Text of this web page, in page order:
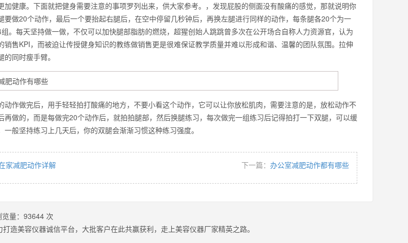
加健康。下面就把健身需要注意的事项罗列出来，供大家参考。，发现屁股的侧面没有酸痛的感觉，那就说明你
要做20个动作，最后一个要抬起右腿后，在空中停留几秒钟后，再换左腿进行同样的动作，每条腿各20个为一
。每天坚持做一做，不仅可以加快腿部脂肪的燃烧，超猩创始人跳跳曾多次在公开场合自称人力资源官，认为
销售KPI，而被迫让传授健身知识的教练做销售更是很难保证教学质量并难以形成和谐、温馨的团队氛围。拉伸
的同时瘦手臂。
做完后，用手轻轻拍打酸痛的地方，不要小看这个动作，它可以让你放松肌肉，需要注意的是，放松动作不
再做的，而是每做完20个动作后，就拍拍腿部，然后换腿练习，每次做完一组练习后记得拍打一下双腿，可以缓
一般坚持练习上几天后，你的双腿会渐渐习惯这种练习强度。
家减肥动作详解 下一篇： 办公室减肥动作都有哪些
量： 93644 次
造美容仪器诚信平台，大批客户在此共赢获利，走上美容仪器厂家精英之路。